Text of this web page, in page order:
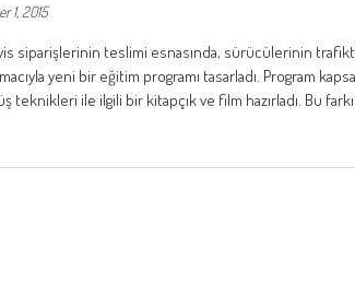
1, 2015
siparişlerinin teslimi esnasında, sürücülerinin
yeni bir eğitim programı tasarladı. Program
teknikleri ile ilgili bir kitapçık ve film hazırladı. Bu